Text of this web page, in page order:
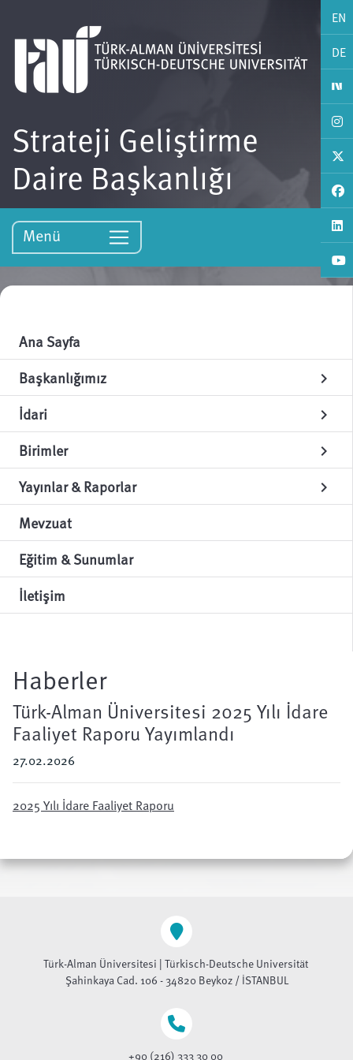
EN
DE
Strateji Geliştirme
Daire Başkanlığı
Menü
Ana Sayfa
Başkanlığımız
chevron_right
İdari chevron_right
Birimler chevron_right
Yayınlar & Raporlar chevron_right
Mevzuat
Eğitim & Sunumlar
İletişim
Haberler
Türk-Alman Üniversitesi 2025 Yılı İdare
Faaliyet Raporu Yayımlandı
27.02.2026
2025 Yılı İdare Faaliyet Raporu
Türk-Alman Üniversitesi | Türkisch-Deutsche Universität
Şahinkaya Cad. 106 - 34820 Beykoz / İSTANBUL
+90 (216) 333 30 00